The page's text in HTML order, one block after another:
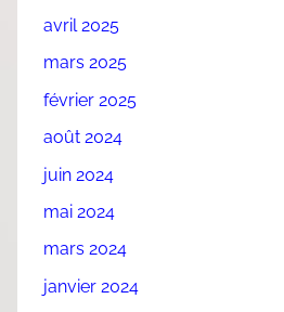
avril 2025
mars 2025
février 2025
août 2024
juin 2024
mai 2024
mars 2024
janvier 2024